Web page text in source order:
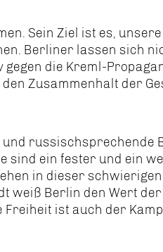
Sein Ziel ist es,
Berliner lassen sich
die Kreml-
Zusammenhalt der
russischsprechende
sind ein fester und ein
in dieser
weiß Berlin den Wert
ist auch der